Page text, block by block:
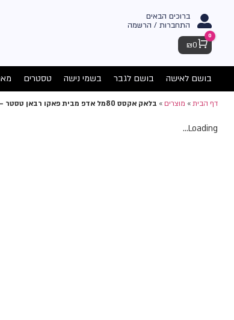
ברוכים הבאים
התחברות / הרשמה
Cart
0
₪0
בושם לאישה בושם לגבר בשמי נישה טסטרים
דף הבית» מוצרים» בלאק אקסס 80מל אדפ מבית פאקו רבאן טסטר – בושם לאשה
Loading...